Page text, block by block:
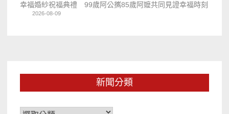
幸福婚紗祝福典禮 99歲阿公𢹂85歲阿嬤共同見證幸福時刻
2026-08-09
新聞分類